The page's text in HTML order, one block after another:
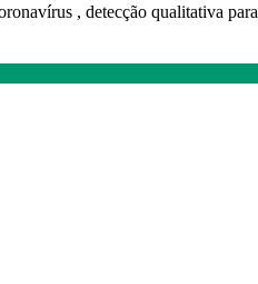
, detecção qualitativa